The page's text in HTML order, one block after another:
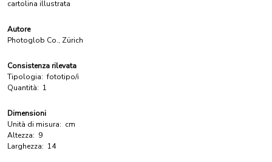
cartolina illustrata
Autore
Photoglob Co., Zürich
Consistenza rilevata
Tipologia: fototipo/i
Quantità: 1
Dimensioni
Unità di misura: cm
Altezza: 9
Larghezza: 14